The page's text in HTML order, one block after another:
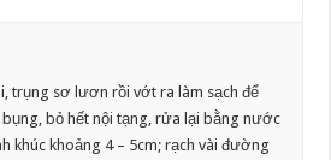
trụng sơ lươn rồi vớt ra làm sạch để
bỏ hết nội tạng, rửa lại bằng nước
khúc khoảng 4 – 5cm; rạch vài đường